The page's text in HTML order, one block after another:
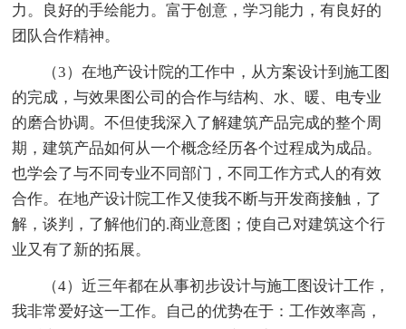
力。良好的手绘能力。富于创意，学习能力，有良好的
团队合作精神。
（3）在地产设计院的工作中，从方案设计到施工图
的完成，与效果图公司的合作与结构、水、暖、电专业
的磨合协调。不但使我深入了解建筑产品完成的整个周
期，建筑产品如何从一个概念经历各个过程成为成品。
也学会了与不同专业不同部门，不同工作方式人的有效
合作。在地产设计院工作又使我不断与开发商接触，了
解，谈判，了解他们的.商业意图；使自己对建筑这个行
业又有了新的拓展。
（4）近三年都在从事初步设计与施工图设计工作，
我非常爱好这一工作。自己的优势在于：工作效率高，